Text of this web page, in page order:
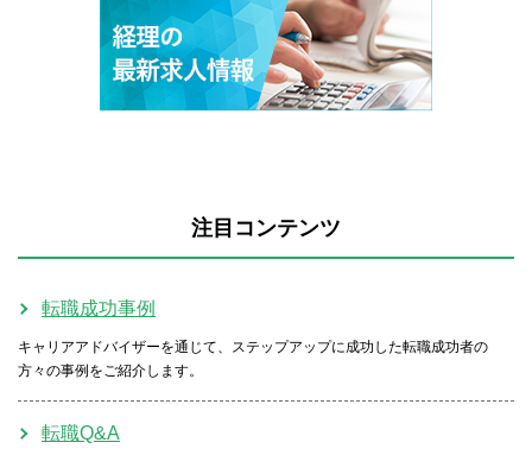
注目コンテンツ
転職成功事例
キャリアアドバイザーを通じて、ステップアップに成功した転職成功者の
方々の事例をご紹介します。
転職Q&A